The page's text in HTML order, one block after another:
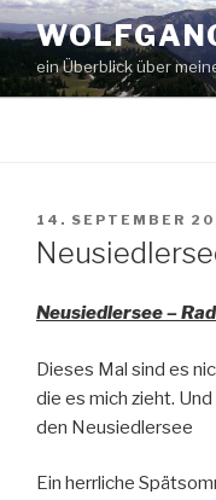
Zum
Inhalt
springenein Überblick über
VERÖFFENTLICHT
AM
14. SEPTEMBER
Neusiedlersee –
Dieses Mal sind es
die es mich zieht.
den Neusiedlersee
Ein herrliche